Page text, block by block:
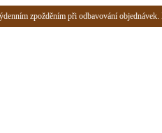
zpožděním při odbavování